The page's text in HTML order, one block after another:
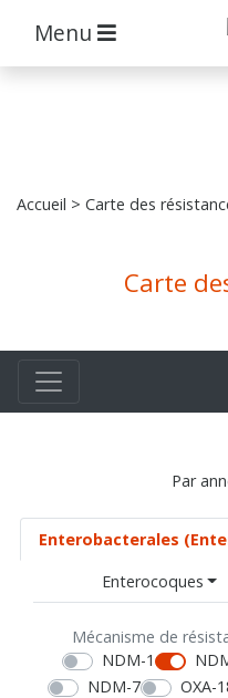
Menu
Accueil > Carte des
Carte
Par
Enterobacterales
Enterocoques
Mécanisme de
NDM-1
NDM-7
OXA-